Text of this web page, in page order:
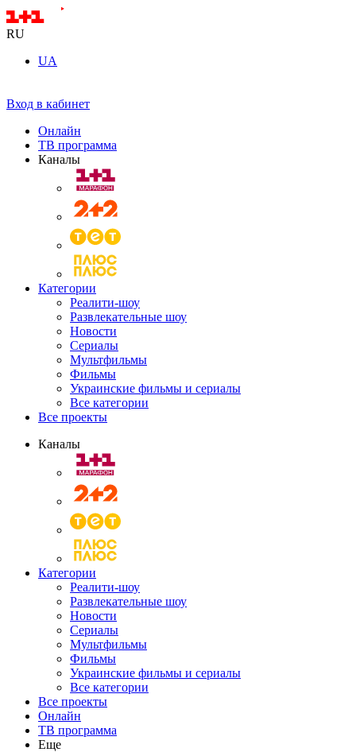
RU
UA
Вход в кабинет
Онлайн
ТВ программа
Каналы
Категории
Реалити-шоу
Развлекательные шоу
Новости
Сериалы
Мультфильмы
Фильмы
Украинские фильмы и сериалы
Все категории
Все проекты
Каналы
Категории
Реалити-шоу
Развлекательные шоу
Новости
Сериалы
Мультфильмы
Фильмы
Украинские фильмы и сериалы
Все категории
Все проекты
Онлайн
ТВ программа
Еще